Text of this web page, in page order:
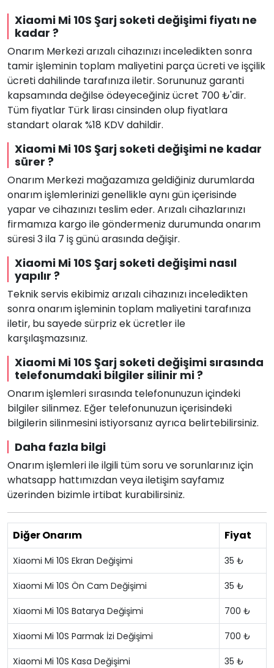
Xiaomi Mi 10S Şarj soketi değişimi fiyatı ne
kadar ?
Onarım Merkezi arızalı cihazınızı inceledikten sonra
tamir işleminin toplam maliyetini parça ücreti ve işçilik
ücreti dahilinde tarafınıza iletir. Sorununuz garanti
kapsamında değilse ödeyeceğiniz ücret 700 ₺'dir.
Tüm fiyatlar Türk lirası cinsinden olup fiyatlara
standart olarak %18 KDV dahildir.
Xiaomi Mi 10S Şarj soketi değişimi ne kadar
sürer ?
Onarım Merkezi mağazamıza geldiğiniz durumlarda
onarım işlemlerinizi genellikle aynı gün içerisinde
yapar ve cihazınızı teslim eder. Arızalı cihazlarınızı
firmamıza kargo ile göndermeniz durumunda onarım
süresi 3 ila 7 iş günü arasında değişir.
Xiaomi Mi 10S Şarj soketi değişimi nasıl
yapılır ?
Teknik servis ekibimiz arızalı cihazınızı inceledikten
sonra onarım işleminin toplam maliyetini tarafınıza
iletir, bu sayede sürpriz ek ücretler ile
karşılaşmazsınız.
Xiaomi Mi 10S Şarj soketi değişimi sırasında
telefonumdaki bilgiler silinir mi ?
Onarım işlemleri sırasında telefonunuzun içindeki
bilgiler silinmez. Eğer telefonunuzun içerisindeki
bilgilerin silinmesini istiyorsanız ayrıca belirtebilirsiniz.
Daha fazla bilgi
Onarım işlemleri ile ilgili tüm soru ve sorunlarınız için
whatsapp hattımızdan veya iletişim sayfamız
üzerinden bizimle irtibat kurabilirsiniz.
Diğer Onarım Fiyat
Xiaomi Mi 10S Ekran Değişimi 35 ₺
Xiaomi Mi 10S Ön Cam Değişimi 35 ₺
Xiaomi Mi 10S Batarya Değişimi 700 ₺
Xiaomi Mi 10S Parmak İzi Değişimi 700 ₺
Xiaomi Mi 10S Kasa Değişimi 35 ₺